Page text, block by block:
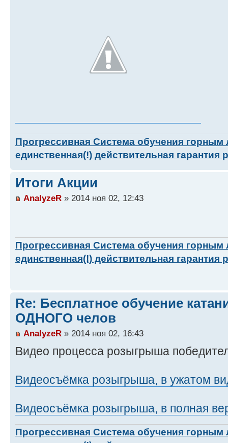
Прогрессивная Система обучения
единственная(!) действительная гарантия
Итоги Акции
AnalyzeR » 2014 ноя 02, 12:43
Прогрессивная Система обучения
единственная(!) действительная гарантия
Re: Бесплатное обучение
ОДНОГО челов
AnalyzeR » 2014 ноя 02, 16:43
Видео процесса розыгрыша
Видеосъёмка розыгрыша, в ужатом
Видеосъёмка розыгрыша, в полная
Прогрессивная Система обучения